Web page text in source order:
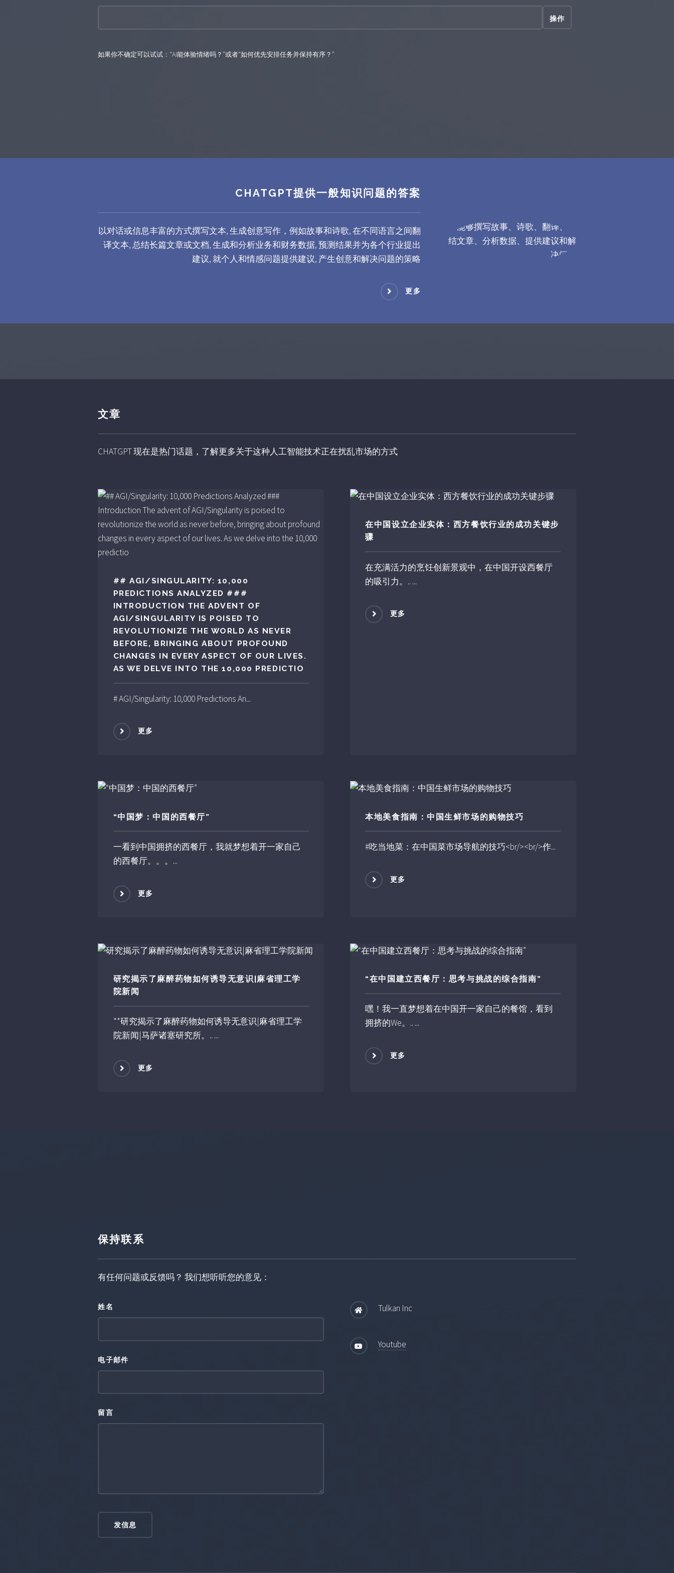
如果你不确定可以试试：“AI能体验情绪吗？”或者“如何优先安排任务并保持有序？”
CHATGPT提供一般知识问题的答案
以对话或信息丰富的方式撰写文本, 生成创意写作，例如故事和诗歌, 在不同语言之间翻
译文本, 总结长篇文章或文档, 生成和分析业务和财务数据, 预测结果并为各个行业提出
建议, 就个人和情感问题提供建议, 产生创意和解决问题的策略
更多
文章
CHATGPT 现在是热门话题，了解更多关于这种人工智能技术正在扰乱市场的方式
## AGI/SINGULARITY: 10,000
PREDICTIONS ANALYZED ###
INTRODUCTION THE ADVENT OF
AGI/SINGULARITY IS POISED TO
REVOLUTIONIZE THE WORLD AS NEVER
BEFORE, BRINGING ABOUT PROFOUND
CHANGES IN EVERY ASPECT OF OUR LIVES.
AS WE DELVE INTO THE 10,000 PREDICTIO
# AGI/Singularity: 10,000 Predictions An...
更多
在中国设立企业实体：西方餐饮行业的成功关键步
骤
在充满活力的烹饪创新景观中，在中国开设西餐厅
的吸引力。.. ...
更多
“中国梦：中国的西餐厅”
一看到中国拥挤的西餐厅，我就梦想着开一家自己
的西餐厅。。。...
更多
本地美食指南：中国生鲜市场的购物技巧
#吃当地菜：在中国菜市场导航的技巧<br/><br/>作...
更多
研究揭示了麻醉药物如何诱导无意识|麻省理工学
院新闻
**研究揭示了麻醉药物如何诱导无意识|麻省理工学
院新闻|马萨诸塞研究所。.. ...
更多
“在中国建立西餐厅：思考与挑战的综合指南”
嘿！我一直梦想着在中国开一家自己的餐馆，看到
拥挤的We。.. ...
更多
保持联系
有任何问题或反馈吗？ 我们想听听您的意见：
姓名
电子邮件
留言
Tulkan Inc
Youtube